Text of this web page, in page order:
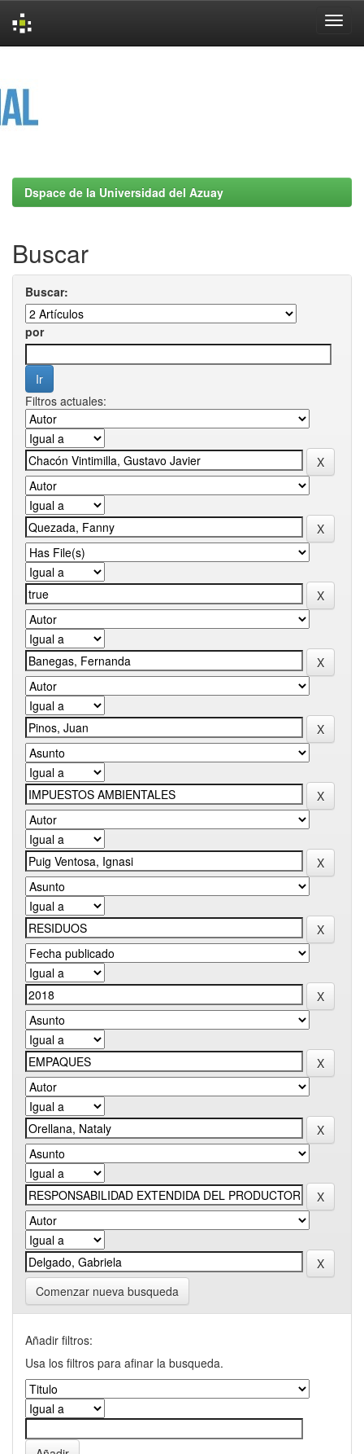
Dspace de la Universidad del Azuay
Buscar
Buscar:
por
Filtros actuales:
Comenzar nueva busqueda
Añadir filtros:
Usa los filtros para afinar la busqueda.